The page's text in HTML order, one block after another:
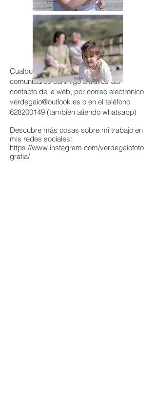
Cualquier duda que tengáis podéis
comunicaros conmigo a través del
contacto de la web, por correo electrónico
verdegaio@outlook.es o en el teléfono
628200149 (también atiendo whatsapp)
Descubre más cosas sobre mi trabajo en
mis redes sociales:
https://www.instagram.com/verdegaiofoto
grafia/